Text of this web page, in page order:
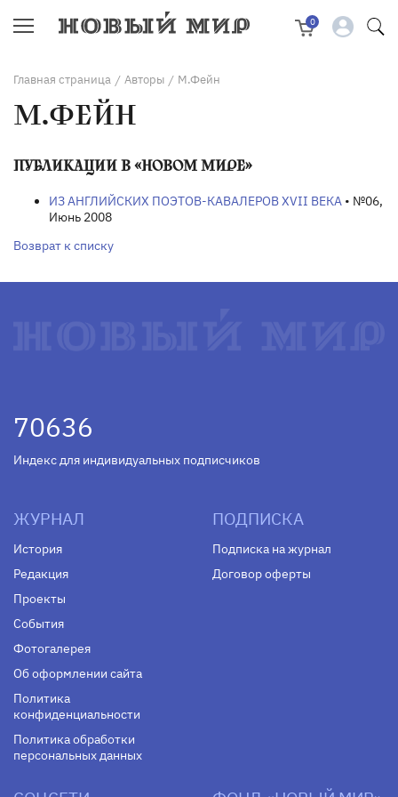
0
Главная страница / Авторы / М.Фейн
М.ФЕЙН
ПУБЛИКАЦИИ В «НОВОМ МИРЕ»
ИЗ АНГЛИЙСКИХ ПОЭТОВ-КАВАЛЕРОВ XVII ВЕКА • №06,
Июнь 2008
Возврат к списку
70636
Индекс для индивидуальных подписчиков
ЖУРНАЛ
История
Редакция
Проекты
События
Фотогалерея
Об оформлении сайта
Политика
конфиденциальности
Политика обработки
персональных данных
ПОДПИСКА
Подписка на журнал
Договор оферты